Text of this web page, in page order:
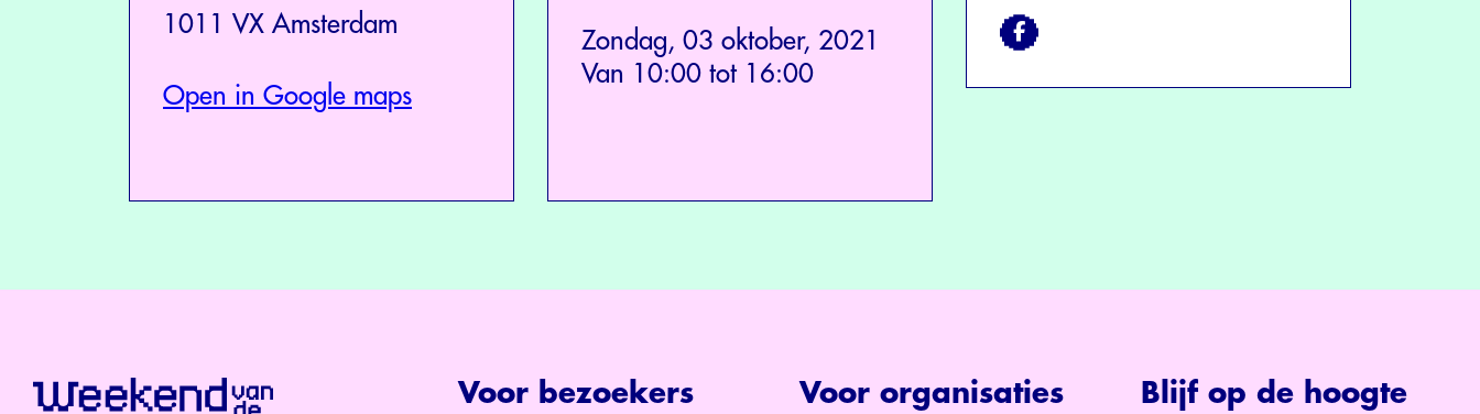
1011 VX Amsterdam
Open in Google maps
Zondag, 03 oktober, 2021
Van 10:00 tot 16:00
Voor bezoekers Voor organisaties Blijf op de hoogte